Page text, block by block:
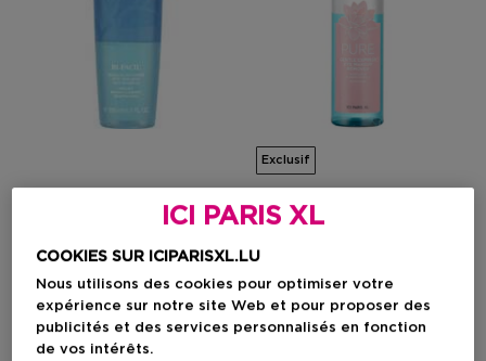
Démaquillant Pour Les Yeux
Exclusif
ICI PARIS XL
Démaquillant Doux Express
Pour Les Yeux
ICI PARIS XL
COOKIES SUR ICIPARISXL.LU
Nous utilisons des cookies pour optimiser votre
expérience sur notre site Web et pour proposer des
publicités et des services personnalisés en fonction
de vos intérêts.